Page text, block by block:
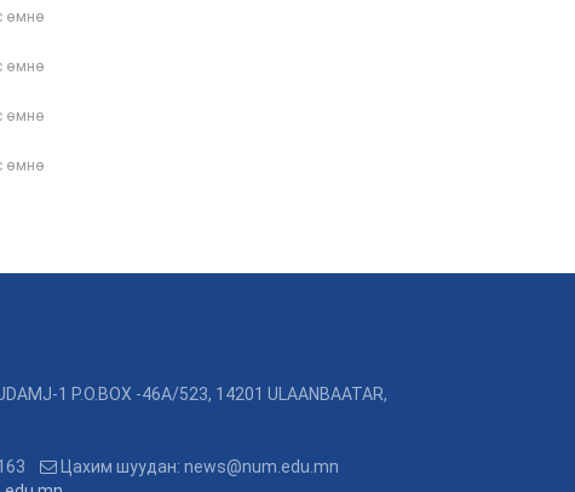
өмнө
өмнө
өмнө
өмнө
1 P.O.BOX -46A/523, 14201 ULAANBAATAR,
Цахим шуудан: news@num.edu.mn